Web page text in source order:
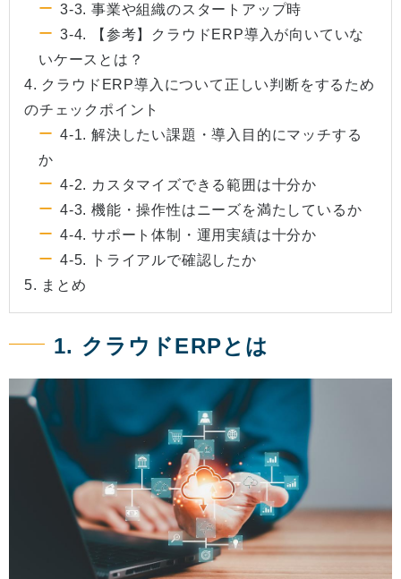
3-3. 事業や組織のスタートアップ時
3-4. 【参考】クラウドERP導入が向いていな
いケースとは？
4. クラウドERP導入について正しい判断をするため
のチェックポイント
4-1. 解決したい課題・導入目的にマッチする
か
4-2. カスタマイズできる範囲は十分か
4-3. 機能・操作性はニーズを満たしているか
4-4. サポート体制・運用実績は十分か
4-5. トライアルで確認したか
5. まとめ
1. クラウドERPとは